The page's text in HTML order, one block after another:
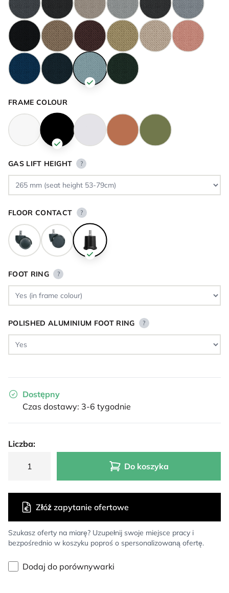
FRAME COLOUR
GAS LIFT HEIGHT ?
FLOOR CONTACT ?
FOOT RING ?
POLISHED ALUMINIUM FOOT RING ?
Dostępny
Czas dostawy: 3-6 tygodnie
Liczba:
Do koszyka
Szukasz oferty na miarę? Uzupełnij swoje miejsce pracy i
bezpośrednio w koszyku poproś o spersonalizowaną ofertę.
Złóż zapytanie ofertowe
Dodaj do porównywarki